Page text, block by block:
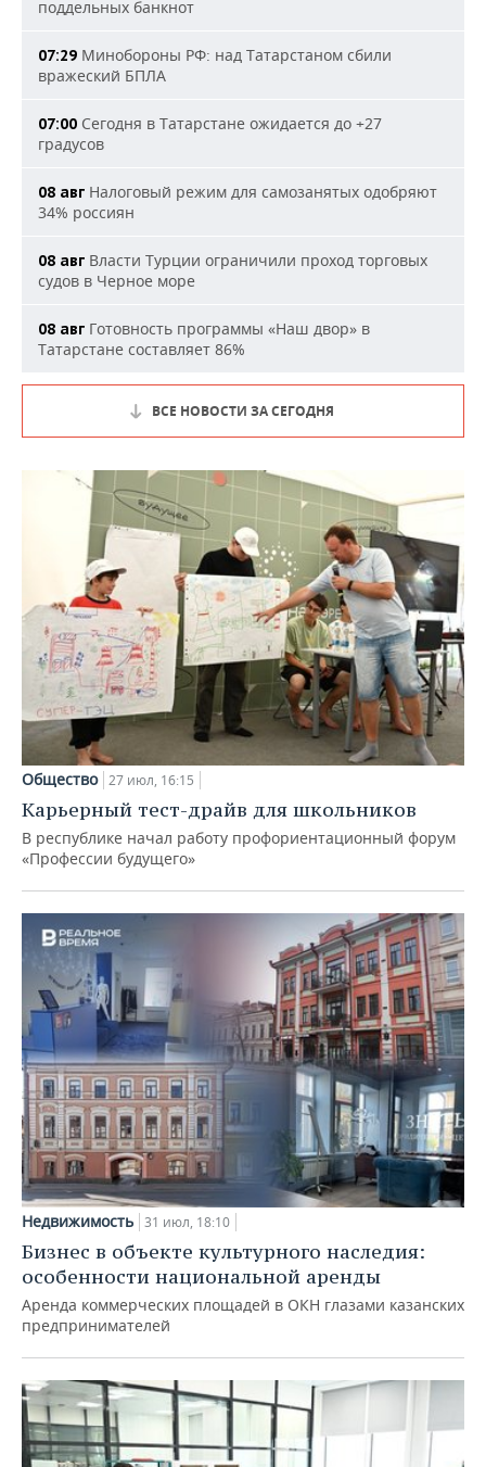
поддельных банкнот
07:29 Минобороны РФ: над Татарстаном сбили
вражеский БПЛА
07:00 Сегодня в Татарстане ожидается до +27
градусов
08 авг Налоговый режим для самозанятых одобряют
34% россиян
08 авг Власти Турции ограничили проход торговых
судов в Черное море
08 авг Готовность программы «Наш двор» в
Татарстане составляет 86%
ВСЕ НОВОСТИ ЗА СЕГОДНЯ
Общество 27 июл, 16:15
Карьерный тест-драйв для школьников
В республике начал работу профориентационный форум
«Профессии будущего»
Недвижимость 31 июл, 18:10
Бизнес в объекте культурного наследия:
особенности национальной аренды
Аренда коммерческих площадей в ОКН глазами казанских
предпринимателей